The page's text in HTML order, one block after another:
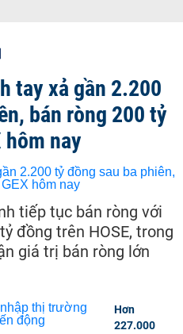
tay xả gần 2.200
bán ròng 200 tỷ
hôm nay
tiếp tục bán ròng với
đồng trên HOSE, trong
giá trị bán ròng lớn
Hơn
227.000